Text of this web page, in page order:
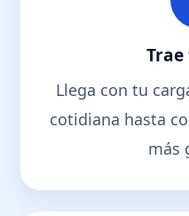
Llega con tu
cotidiana hasta
más